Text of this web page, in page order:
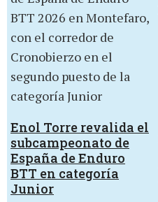
Enol Torre revalida el
subcampeonato de
España de Enduro
BTT en categoría
Junior